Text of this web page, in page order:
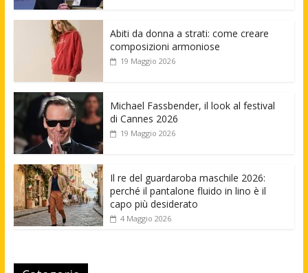
Abiti da donna a strati: come creare
composizioni armoniose
19 Maggio 2026
Michael Fassbender, il look al festival
di Cannes 2026
19 Maggio 2026
Il re del guardaroba maschile 2026:
perché il pantalone fluido in lino è il
capo più desiderato
4 Maggio 2026